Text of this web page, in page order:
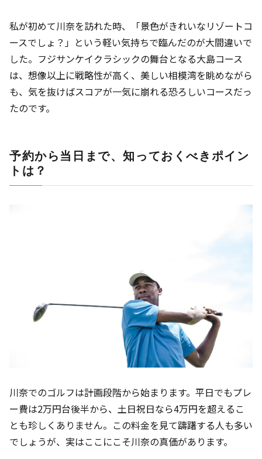
私が初めて川奈を訪れた時、「景色がきれいなリゾートコ
ースでしょ？」という軽い気持ちで臨んだのが大間違いで
した。フジサンケイクラシックの舞台となる大島コース
は、想像以上に戦略性が高く、美しい相模湾を眺めながら
も、気を抜けばスコアが一気に崩れる恐ろしいコースだっ
たのです。
予約から当日まで、知っておくべきポイン
トは？
川奈でのゴルフは計画段階から始まります。平日でもプレ
ー費は2万円台後半から、土日祝日なら4万円を超えるこ
とも珍しくありません。この料金を見て躊躇する人も多い
でしょうが、実はここにこそ川奈の真価があります。